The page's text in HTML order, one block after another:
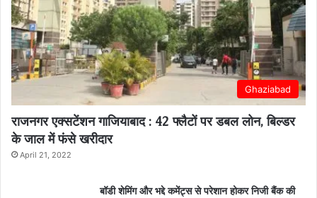
Ghaziabad
राजनगर एक्सटेंशन गाजियाबाद : 42 फ्लैटों पर डबल लोन, बिल्डर
के जाल में फंसे खरीदार
April 21, 2022
बॉडी शेमिंग और भद्दे कमेंट्स से परेशान होकर निजी बैंक की